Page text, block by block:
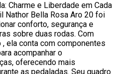
Charme e Liberdade em Cada
Nathor Bella Rosa Aro 20 foi
conforto, segurança e
sobre duas rodas. Com
ela conta com componentes
acompanhar o
oferecendo mais
as pedaladas. Seu quadro